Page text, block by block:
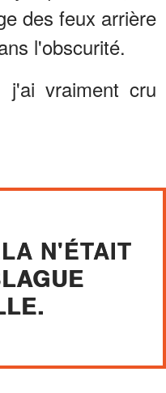
des feux arrière
l'obscurité.
j'ai vraiment cru
N'ÉTAIT